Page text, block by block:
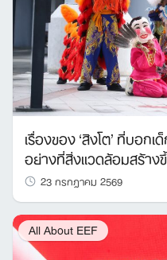
Search
for:
เรื่องของ ‘สิงโต’ ที่บอก
อย่างที่สิ่งแวดล้อมสร้าง
23 กรกฎาคม 2569
All About EEF